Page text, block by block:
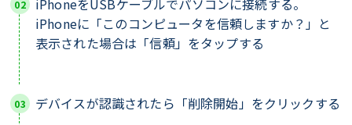
iPhoneをUSBケーブルでパソコンに接続する。
iPhoneに「このコンピュータを信頼しますか？」と
表示された場合は「信頼」をタップする
デバイスが認識されたら「削除開始」をクリックする